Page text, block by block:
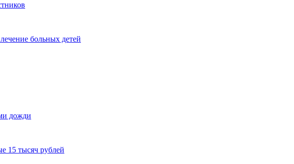
больных детей
дожди
15 тысяч рублей